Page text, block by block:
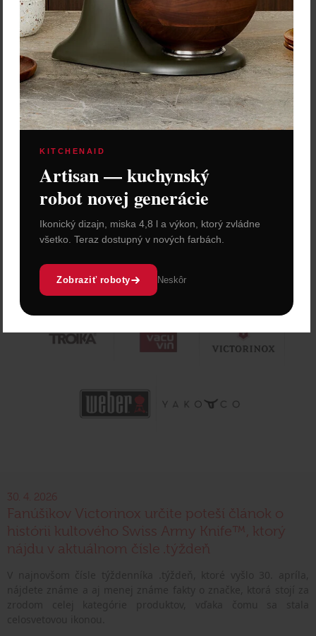
30. 4. 2026
Fanúšikov Victorinox určite poteší článok o
histórii kultového Swiss Army Knife™, ktorý
nájdu v aktuálnom čísle .týždeň
KITCHENAID
Artisan — kuchynský
robot novej generácie
Ikonický dizajn, miska 4,8 l a výkon, ktorý zvládne
všetko. Teraz dostupný v nových farbách.
Zobraziť roboty Neskôr